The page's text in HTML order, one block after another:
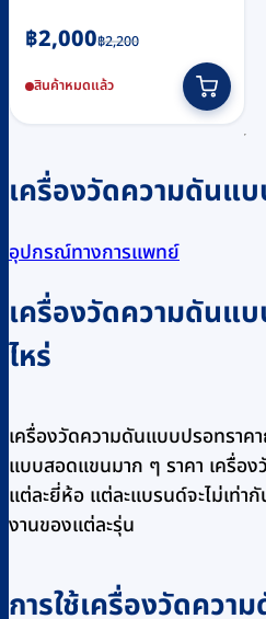
฿2,200
Original
was:
฿2,200.
฿2,000
Current
is:
฿2,000.
สินค้าหมดแล้ว
เครื่องวัดความดันแ
อุปกรณ์ทางการแพทย์
เครื่องวัดความดันแบ
ไหร่
เครื่องวัดความดันแบบปรอทราค
แบบสอดแขนมาก ๆ ราคา เครื่อ
แต่ละยี่ห้อ แต่ละแบรนด์จะไม่เท่
งานของแต่ละรุ่น
การใช้เครื่องวัดควา